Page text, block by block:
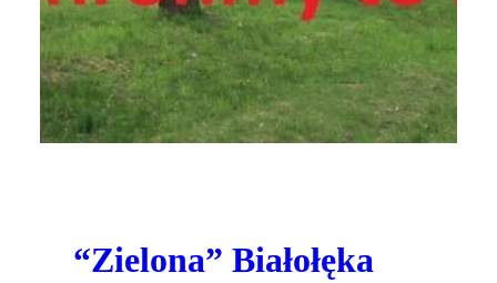
“Zielona” Białołęka